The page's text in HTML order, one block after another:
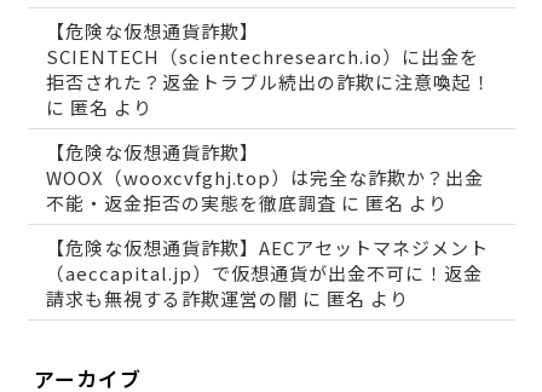
【危険な仮想通貨詐欺】
SCIENTECH（scientechresearch.io）に出金を
拒否された？返金トラブル続出の詐欺に注意喚起！
に 匿名 より
【危険な仮想通貨詐欺】
WOOX（wooxcvfghj.top）は完全な詐欺か？出金
不能・返金拒否の実態を徹底調査 に 匿名 より
【危険な仮想通貨詐欺】AECアセットマネジメント
（aeccapital.jp）で仮想通貨が出金不可に！返金
請求も無視する詐欺運営の闇 に 匿名 より
アーカイブ